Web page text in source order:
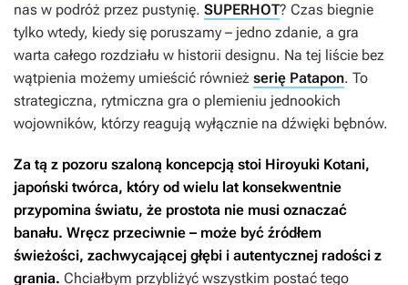
nas w podróż przez pustynię. SUPERHOT? Czas biegnie
tylko wtedy, kiedy się poruszamy – jedno zdanie, a gra
warta całego rozdziału w historii designu. Na tej liście bez
wątpienia możemy umieścić również serię Patapon. To
strategiczna, rytmiczna gra o plemieniu jednookich
wojowników, którzy reagują wyłącznie na dźwięki bębnów.
Za tą z pozoru szaloną koncepcją stoi Hiroyuki Kotani,
japoński twórca, który od wielu lat konsekwentnie
przypomina światu, że prostota nie musi oznaczać
banału. Wręcz przeciwnie – może być źródłem
świeżości, zachwycającej głębi i autentycznej radości z
grania. Chciałbym przybliżyć wszystkim postać tego